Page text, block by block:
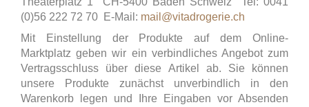
(0)56 222 72 70 E-Mail: mail@vitadrogerie.ch
Mit Einstellung der Produkte auf dem Online-
Marktplatz geben wir ein verbindliches Angebot zum
Vertragsschluss über diese Artikel ab. Sie können
unsere Produkte zunächst unverbindlich in den
Warenkorb legen und Ihre Eingaben vor Absenden